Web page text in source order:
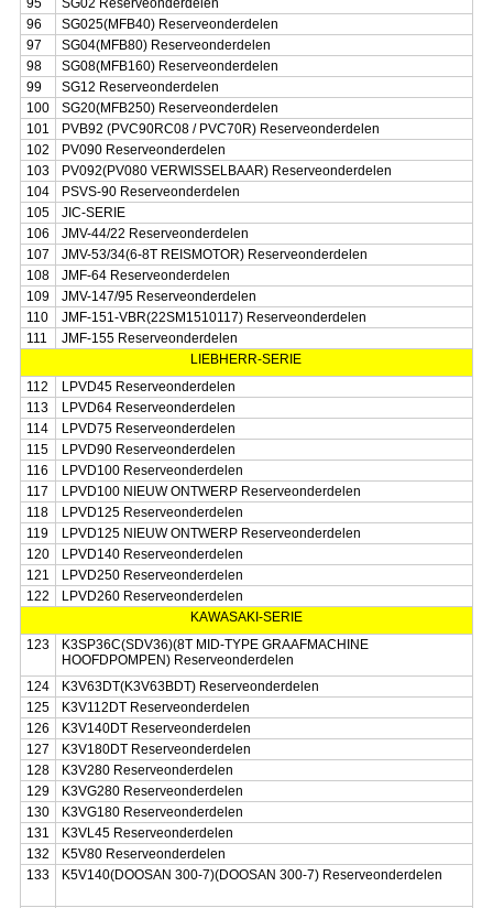
95
SG02 Reserveonderdelen
96
SG025(MFB40) Reserveonderdelen
97
SG04(MFB80) Reserveonderdelen
98
SG08(MFB160) Reserveonderdelen
99
SG12 Reserveonderdelen
100
SG20(MFB250) Reserveonderdelen
101
PVB92 (PVC90RC08 / PVC70R) Reserveonderdelen
102
PV090 Reserveonderdelen
103
PV092(PV080 VERWISSELBAAR) Reserveonderdelen
104
PSVS-90 Reserveonderdelen
105
JIC-SERIE
106
JMV-44/22 Reserveonderdelen
107
JMV-53/34(6-8T REISMOTOR) Reserveonderdelen
108
JMF-64 Reserveonderdelen
109
JMV-147/95 Reserveonderdelen
110
JMF-151-VBR(22SM1510117) Reserveonderdelen
111
JMF-155 Reserveonderdelen
LIEBHERR-SERIE
112
LPVD45 Reserveonderdelen
113
LPVD64 Reserveonderdelen
114
LPVD75 Reserveonderdelen
115
LPVD90 Reserveonderdelen
116
LPVD100 Reserveonderdelen
117
LPVD100 NIEUW ONTWERP Reserveonderdelen
118
LPVD125 Reserveonderdelen
119
LPVD125 NIEUW ONTWERP Reserveonderdelen
120
LPVD140 Reserveonderdelen
121
LPVD250 Reserveonderdelen
122
LPVD260 Reserveonderdelen
KAWASAKI-SERIE
123
K3SP36C(SDV36)(8T MID-TYPE GRAAFMACHINE
HOOFDPOMPEN) Reserveonderdelen
124
K3V63DT(K3V63BDT) Reserveonderdelen
125
K3V112DT Reserveonderdelen
126
K3V140DT Reserveonderdelen
127
K3V180DT Reserveonderdelen
128
K3V280 Reserveonderdelen
129
K3VG280 Reserveonderdelen
130
K3VG180 Reserveonderdelen
131
K3VL45 Reserveonderdelen
132
K5V80 Reserveonderdelen
133
K5V140(DOOSAN 300-7)(DOOSAN 300-7) Reserveonderdelen